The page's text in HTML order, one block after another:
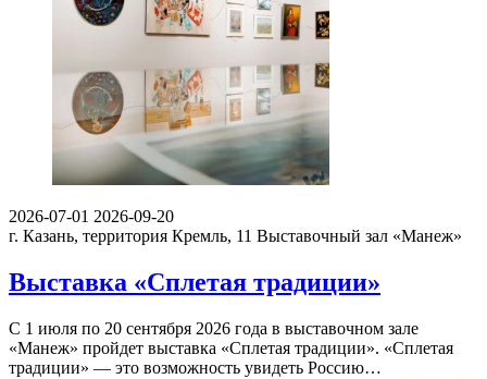
2026-07-01 2026-09-20
г. Казань, территория Кремль, 11 Выставочный зал «Манеж»
Выставка «Сплетая традиции»
С 1 июля по 20 сентября 2026 года в выставочном зале
«Манеж» пройдет выставка «Сплетая традиции». «Сплетая
традиции» — это возможность увидеть Россию…